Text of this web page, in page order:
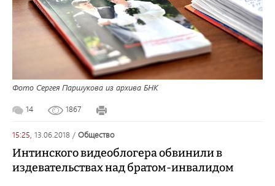
Фото Сергея Паршукова из архива БНК
14 1867
15:25, 13.06.2018 / общество
Интинского видеоблогера обвинили в
издевательствах над братом-инвалидом